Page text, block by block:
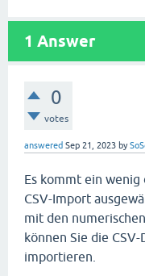
1 Answer
0
votes
answered Sep 21, 2023 by
Es kommt ein wenig
CSV-Import
mit den
können Sie die
importieren.